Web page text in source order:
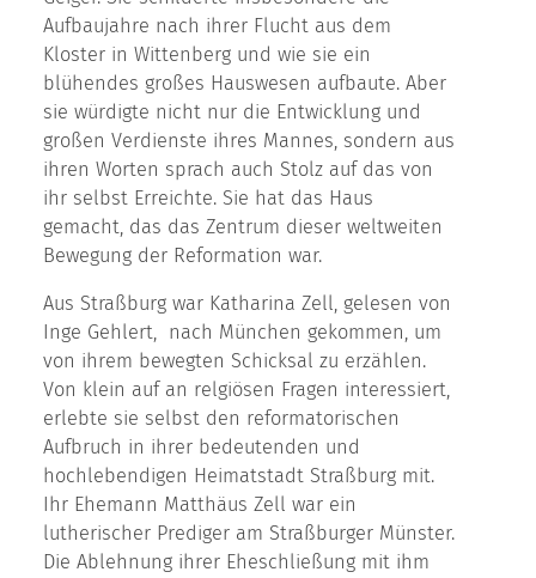
Aufbaujahre nach ihrer Flucht aus dem
Kloster in Wittenberg und wie sie ein
blühendes großes Hauswesen aufbaute. Aber
sie würdigte nicht nur die Entwicklung und
großen Verdienste ihres Mannes, sondern aus
ihren Worten sprach auch Stolz auf das von
ihr selbst Erreichte. Sie hat das Haus
gemacht, das das Zentrum dieser weltweiten
Bewegung der Reformation war.
Aus Straßburg war Katharina Zell, gelesen von
Inge Gehlert, nach München gekommen, um
von ihrem bewegten Schicksal zu erzählen.
Von klein auf an relgiösen Fragen interessiert,
erlebte sie selbst den reformatorischen
Aufbruch in ihrer bedeutenden und
hochlebendigen Heimatstadt Straßburg mit.
Ihr Ehemann Matthäus Zell war ein
lutherischer Prediger am Straßburger Münster.
Die Ablehnung ihrer Eheschließung mit ihm